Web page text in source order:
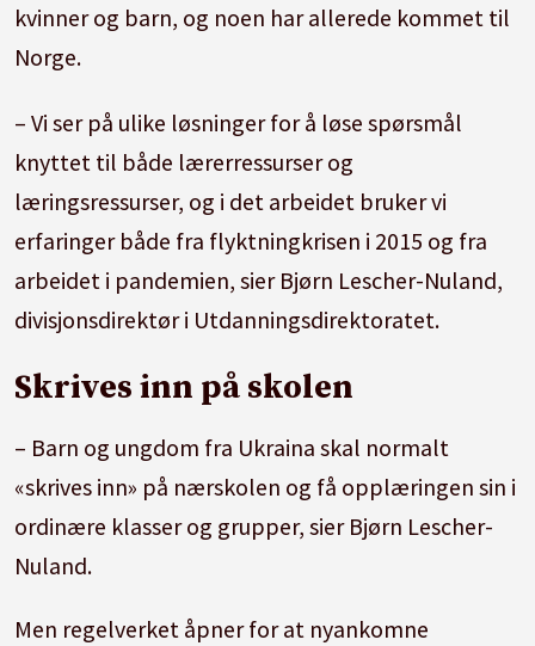
kvinner og barn, og noen har allerede kommet til
Norge.
– Vi ser på ulike løsninger for å løse spørsmål
knyttet til både lærerressurser og
læringsressurser, og i det arbeidet bruker vi
erfaringer både fra flyktningkrisen i 2015 og fra
arbeidet i pandemien, sier Bjørn Lescher-Nuland,
divisjonsdirektør i Utdanningsdirektoratet.
Skrives inn på skolen
– Barn og ungdom fra Ukraina skal normalt
«skrives inn» på nærskolen og få opplæringen sin i
ordinære klasser og grupper, sier Bjørn Lescher-
Nuland.
Men regelverket åpner for at nyankomne